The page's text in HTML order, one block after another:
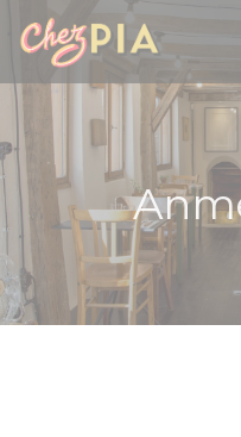
CCookie-styringspanel